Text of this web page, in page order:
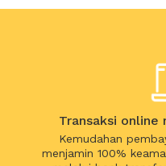
Transaksi online
Kemudahan
menjamin 100%